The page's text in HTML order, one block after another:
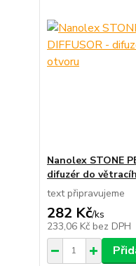
Nanolex STONE
difuzér do
text připravujeme
282 Kč/ks
233,06 Kč bez DPH